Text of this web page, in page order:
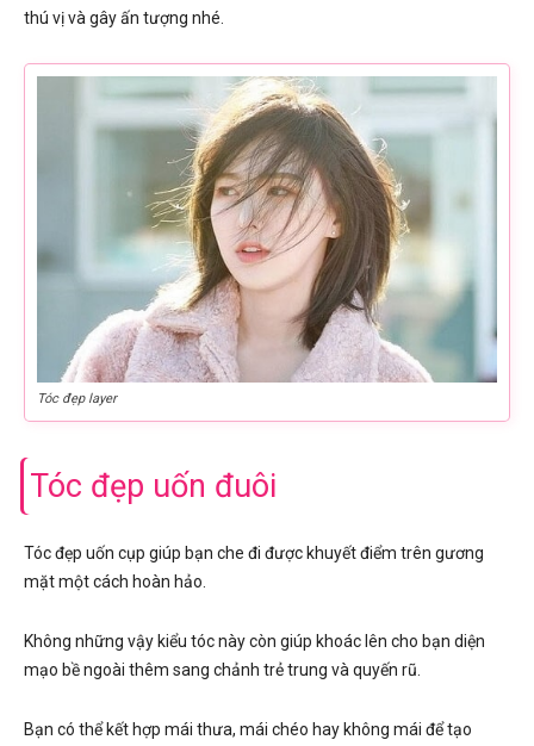
thú vị và gây ấn tượng nhé.
Tóc đẹp layer
Tóc đẹp uốn đuôi
Tóc đẹp uốn cụp giúp bạn che đi được khuyết điểm trên gương
mặt một cách hoàn hảo.
Không những vậy kiểu tóc này còn giúp khoác lên cho bạn diện
mạo bề ngoài thêm sang chảnh trẻ trung và quyến rũ.
Bạn có thể kết hợp mái thưa, mái chéo hay không mái để tạo